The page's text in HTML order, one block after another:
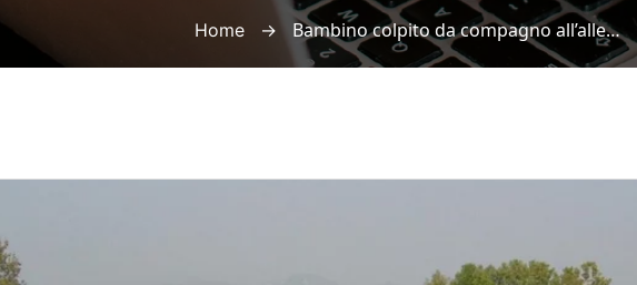
Home → Bambino colpito da compagno all’allenamento, risponde la società